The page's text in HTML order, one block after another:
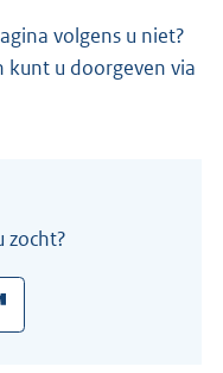
volgens u niet?
kunt u doorgeven via
zocht?